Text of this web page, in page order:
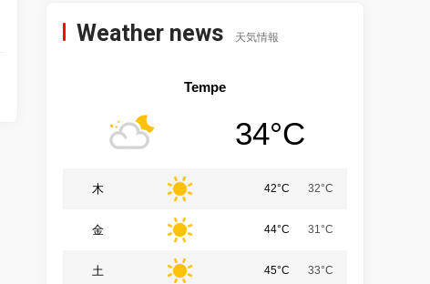
Weather news 天気情報
Tempe
34°C
木 42°C 32°C
金 44°C 31°C
土 45°C 33°C